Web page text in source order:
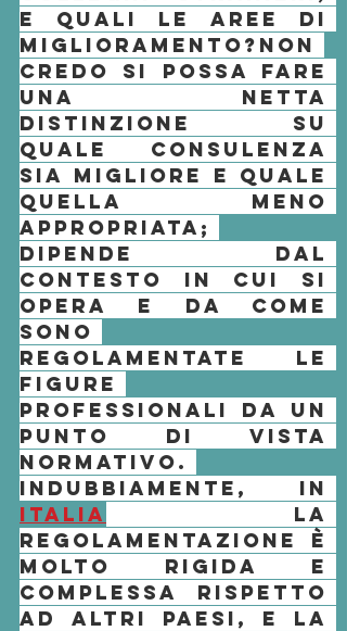
e quali le aree di
miglioramento? Non
credo si possa fare
una netta
distinzione su
quale consulenza
sia migliore e quale
quella meno
appropriata;
dipende dal
contesto in cui si
opera e da come
sono
regolamentate le
figure
professionali da un
punto di vista
normativo.
Italia
la
regolamentazione è
molto rigida e
complessa rispetto